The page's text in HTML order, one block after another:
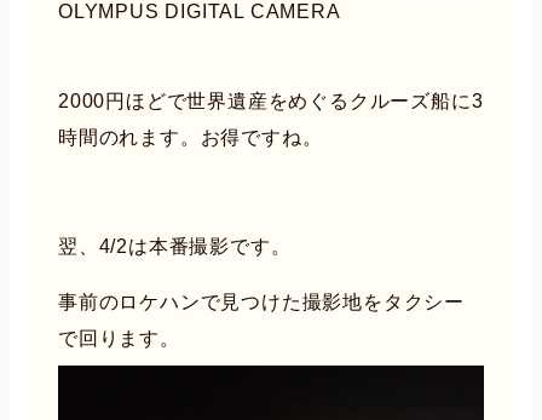
OLYMPUS DIGITAL CAMERA
2000円ほどで世界遺産をめぐるクルーズ船に3
時間のれます。お得ですね。
翌、4/2は本番撮影です。
事前のロケハンで見つけた撮影地をタクシー
で回ります。